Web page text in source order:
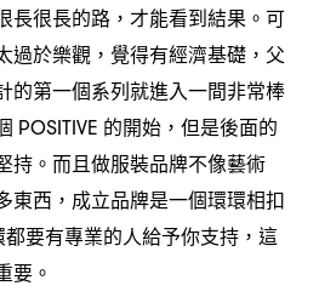
長很長的路 ， 才能看到結果。可
過於樂觀 ， 覺得有經濟基礎 ， 父
的第一個系列就進入一間非常棒
POSITIVE 的開始 ， 但是後面的
持。而且做服裝品牌不像藝術
東西 ， 成立品牌是一個環環相扣
都要有專業的人給予你支持 ， 這
要。